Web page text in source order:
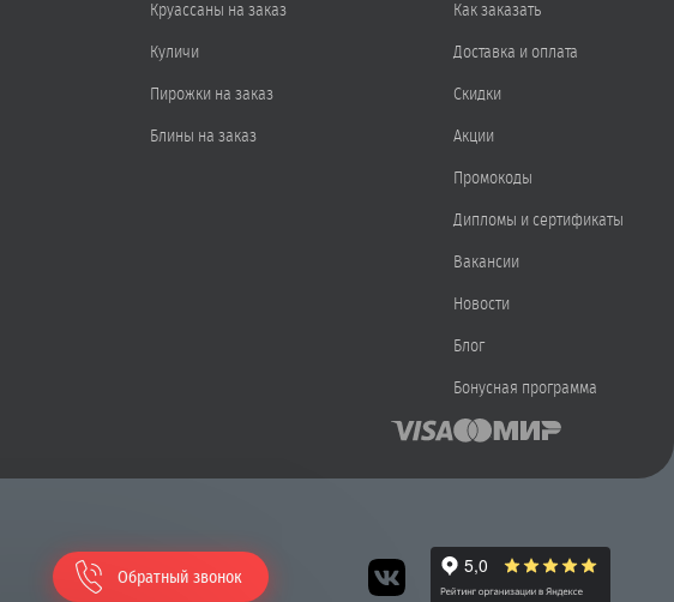
Круассаны на заказ
Куличи
Пирожки на заказ
Блины на заказ
Как заказать
Доставка и оплата
Скидки
Акции
Промокоды
Дипломы и сертификаты
Вакансии
Новости
Блог
Бонусная программа
Обратный звонок